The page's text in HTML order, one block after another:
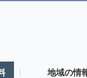
地域の情